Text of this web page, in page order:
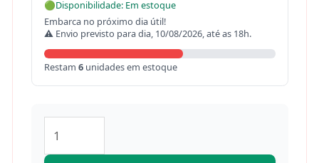
🟢Disponibilidade: Em estoque
Embarca no próximo dia útil!
⚠ Envio previsto para dia, 10/08/2026, até as 18h.
Restam 6unidades em estoque